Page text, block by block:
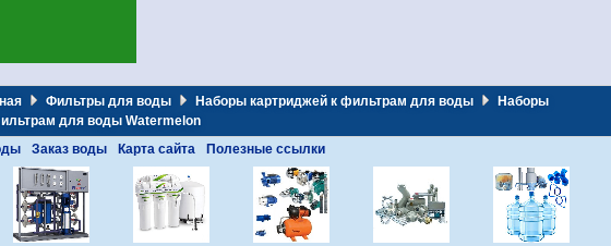
Фильтры для воды Наборы картриджей к фильтрам для воды
Наборы
для воды Watermelon
Заказ воды Карта сайта Полезные ссылки